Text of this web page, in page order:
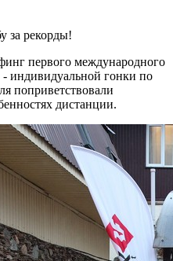
за рекорды!
первого международного
- индивидуальной гонки по
поприветствовали
дистанции.